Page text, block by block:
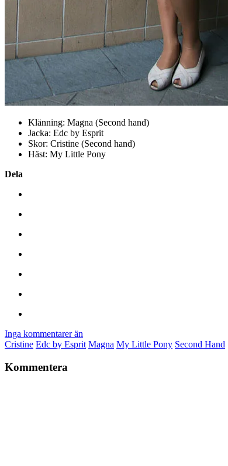
Klänning: Magna (Second hand)
Jacka: Edc by Esprit
Skor: Cristine (Second hand)
Häst: My Little Pony
Dela
Inga kommentarer än
Cristine Edc by Esprit Magna My Little Pony Second Hand
Kommentera